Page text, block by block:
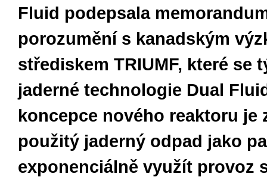
Fluid podepsala
porozumění s kanadským
střediskem TRIUMF, které se
jaderné technologie Dual
koncepce nového reaktoru je
použitý jaderný odpad jako
exponenciálně využít provoz